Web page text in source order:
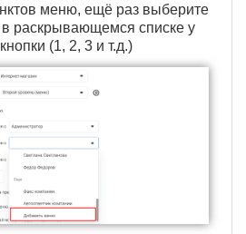
меню, ещё раз выберите
раскрывающемся списке у
(1, 2, 3 и т.д.)